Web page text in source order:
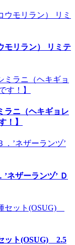
モリラン） リミテ
ラニ（ヘキギョレ
！】
ネザーランヅ’ Ｄ
ット(OSUG) 2.5